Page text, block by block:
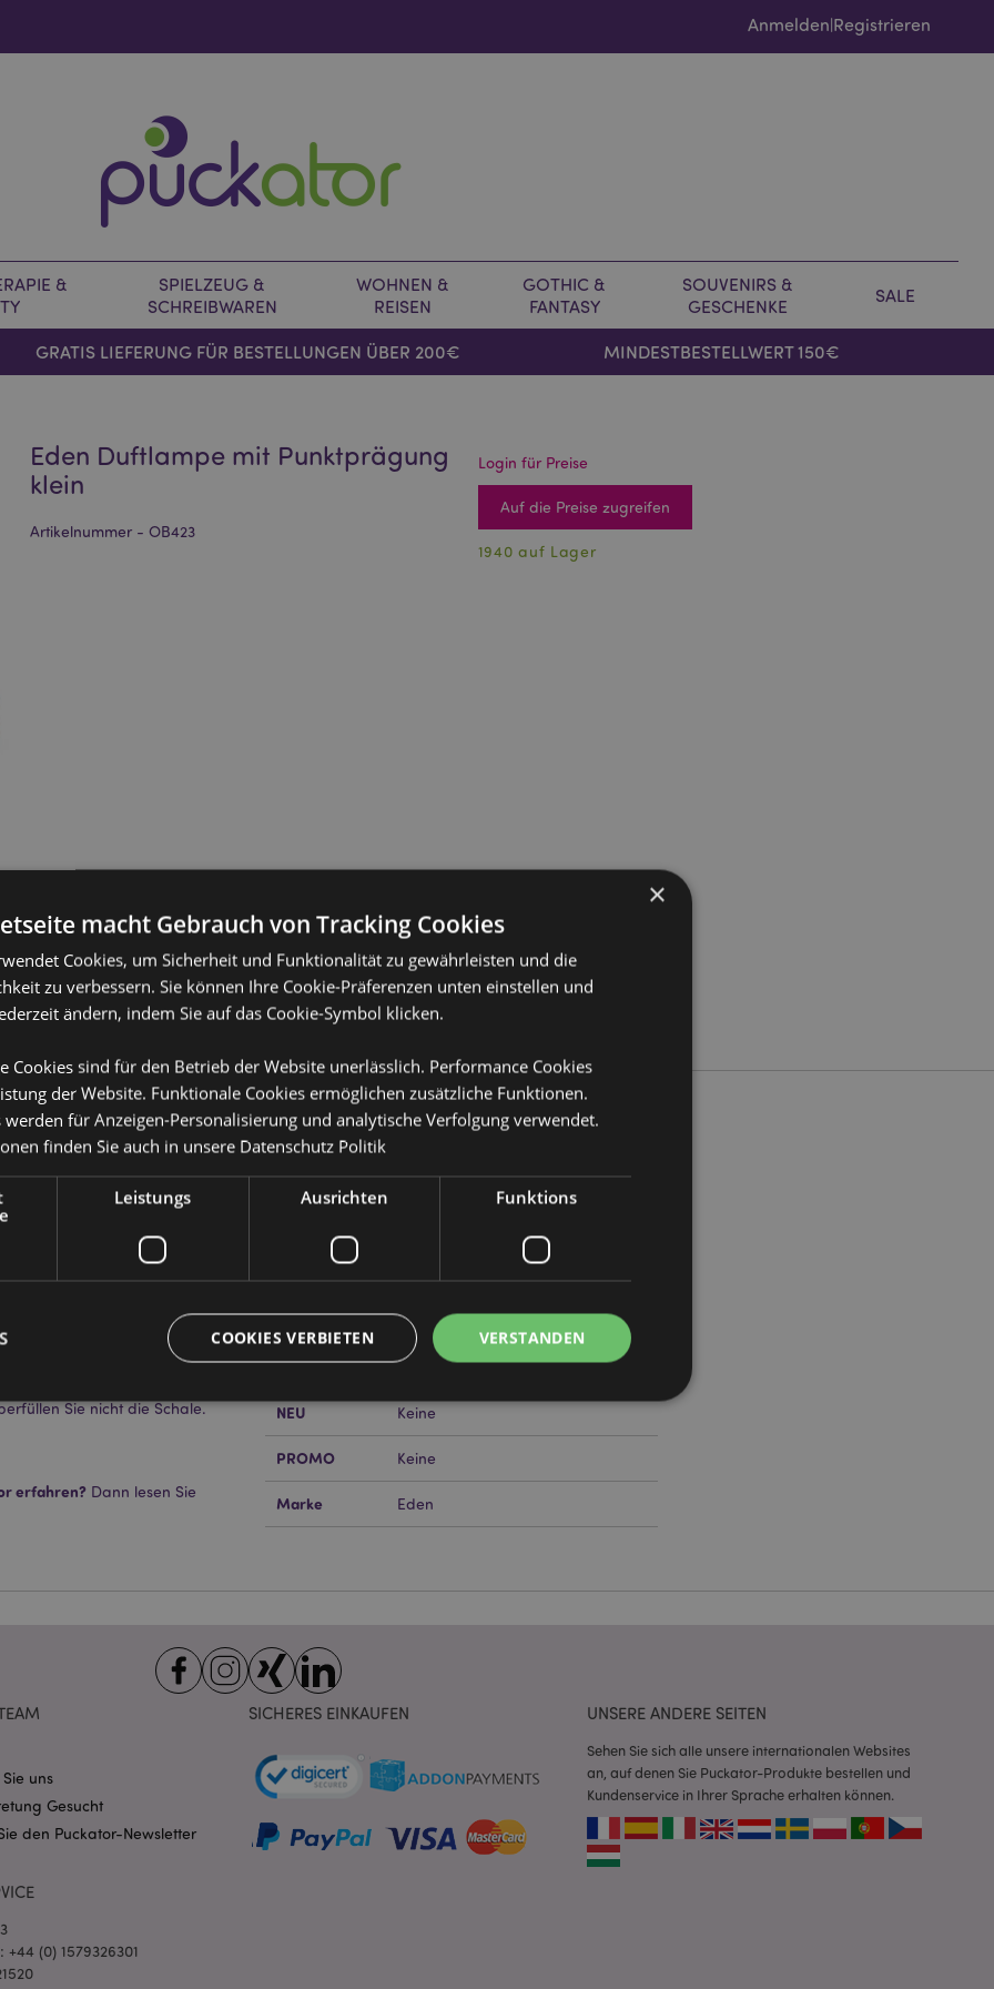
Anmelden|Registrieren
&
SPIELZEUG &
SCHREIBWAREN
WOHNEN &
REISEN
GOTHIC &
FANTASY
SOUVENIRS &
GESCHENKE
SALE
GRATIS LIEFERUNG FÜR BESTELLUNGEN ÜBER 200€ MINDESTBESTELLWERT 150€
Eden Duftlampe mit Punktprägung
klein
Artikelnummer - OB423
Login für Preise
Auf die Preise zugreifen
1940 auf Lager
wird. Verwenden Sie ein
Sie nicht die Schale.
erfahren? Dann lesen Sie
Produktattribute
Mehr
Information
Abmessungen
EAN-Nummer
Kartonmenge 120
Gewicht (kg) 0.180000
IM SALE Keine
NEU Keine
PROMO Keine
Marke Eden
uns
Gesucht
den Puckator-Newsletter
(0) 1579326301
SICHERES EINKAUFEN UNSERE ANDERE SEITEN
Sehen Sie sich alle unsere internationalen Websites
an, auf denen Sie Puckator-Produkte bestellen und
Kundenservice in Ihrer Sprache erhalten können.
×
macht Gebrauch von Tracking Cookies
Cookies, um Sicherheit und Funktionalität zu gewährleisten und die
zu verbessern. Sie können Ihre Cookie-Präferenzen unten einstellen und
ändern, indem Sie auf das Cookie-Symbol klicken.
Cookies sind für den Betrieb der Website unerlässlich. Performance Cookies
der Website. Funktionale Cookies ermöglichen zusätzliche Funktionen.
werden für Anzeigen-Personalisierung und analytische Verfolgung verwendet.
finden Sie auch in unsere Datenschutz Politik
Leistungs Ausrichten Funktions
VERSTANDEN
COOKIES VERBIETEN
ermöglichen Kernfunktionen der Website wie die Benutzeranmeldung und die Kontoverwaltung.
cookies kann die Website nicht richtig genutzt werden.
CookieScript
1 Monat
Dieses Cookie wird vom Cookie-Script.com-Dienst
funktionieren.
Adobe Inc.
www.puckator.de
1 Tag
Dieses Cookie wird verwendet, um das
Zwischenspeichern von Inhalten im Browser zu
erleichtern und das Laden von Seiten zu
1 Tag 16
Stunden
Cookie, das von Anwendungen generiert wird, die
auf der PHP-Sprache basieren. Dies ist eine
allgemeine Kennung, die zum Verwalten von
Normalerweise handelt es sich um eine zufällig
generierte Zahl. Die Art und Weise, wie sie
verwendet wird, kann für die Site spezifisch sein.
Ein gutes Beispiel ist jedoch die Beibehaltung des
www.puckator.de